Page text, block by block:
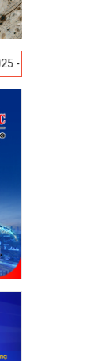
Vigo, Tây Ban